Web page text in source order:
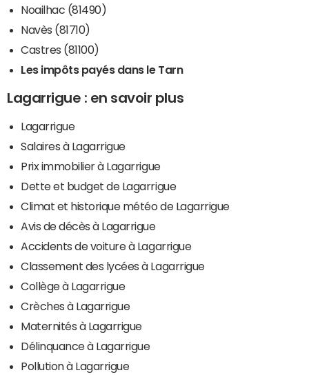
Noailhac (81490)
Navès (81710)
Castres (81100)
Les impôts payés dans le Tarn
Lagarrigue : en savoir plus
Lagarrigue
Salaires à Lagarrigue
Prix immobilier à Lagarrigue
Dette et budget de Lagarrigue
Climat et historique météo de Lagarrigue
Avis de décès à Lagarrigue
Accidents de voiture à Lagarrigue
Classement des lycées à Lagarrigue
Collège à Lagarrigue
Crèches à Lagarrigue
Maternités à Lagarrigue
Délinquance à Lagarrigue
Pollution à Lagarrigue